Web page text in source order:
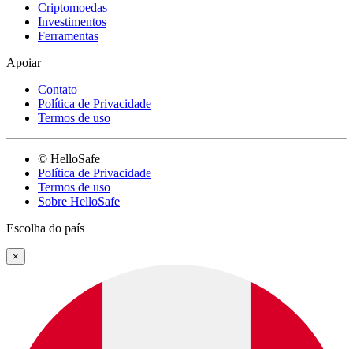
Criptomoedas
Investimentos
Ferramentas
Apoiar
Contato
Política de Privacidade
Termos de uso
© HelloSafe
Política de Privacidade
Termos de uso
Sobre HelloSafe
Escolha do país
×